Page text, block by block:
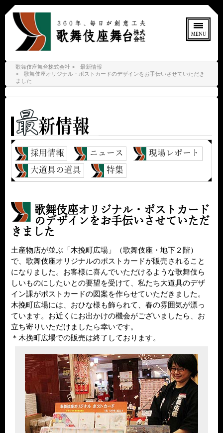
歌舞伎座舞台株式会社
最新情報
歌舞伎座オリジナル・ポストカードのデザインをお手伝いさせていただき
ました
採用情報 ニュース
現場レポート
大道具の道具
特集
歌舞伎座オリジナル・ポストカード
のデザインをお手伝いさせていただ
きました
土産物店が並ぶ「木挽町広場」（歌舞伎座・地下２階）
で、歌舞伎座オリジナルのポストカードが販売されること
になりました。お客様に喜んでいただけるような歌舞伎ら
しいものにしたいとの要望を受けて、私たち大道具のデザ
イン課がポストカードの図案を作らせていただきました。
木挽町広場には、おひな様も飾られて、春の雰囲気が漂っ
ています。お近くにお出かけの機会がございましたら、お
立ち寄りいただけましたら幸いです。
＊木挽町広場での販売は終了しております。